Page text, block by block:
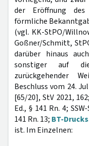
der Eröffnung
förmliche
(vgl. KK-StPO/
Goßner/Schmitt,
darüber hinaus
sonstiger auf die
zurückgehender
Beschluss vom 24.
[65/20], StV 2021,
Ed., § 141 Rn. 4;
141 Rn. 13; BT-
ist. Im Einzelnen: